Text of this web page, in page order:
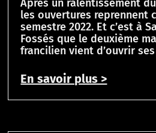
Après un ralentissement dû
les ouvertures reprennent
semestre 2022. Et c’est à
Fossés que le deuxième
francilien vient d’ouvrir
En savoir plus >